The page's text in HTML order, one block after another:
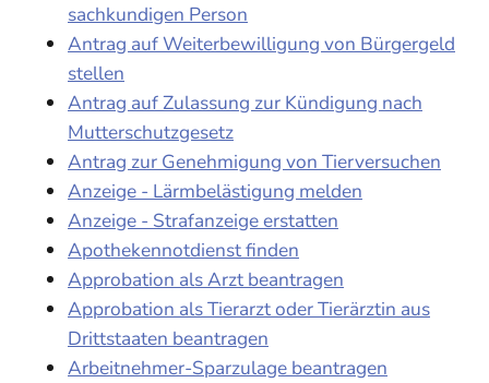
sachkundigen Person
Antrag auf Weiterbewilligung von Bürgergeld
stellen
Antrag auf Zulassung zur Kündigung nach
Mutterschutzgesetz
Antrag zur Genehmigung von Tierversuchen
Anzeige - Lärmbelästigung melden
Anzeige - Strafanzeige erstatten
Apothekennotdienst finden
Approbation als Arzt beantragen
Approbation als Tierarzt oder Tierärztin aus
Drittstaaten beantragen
Arbeitnehmer-Sparzulage beantragen